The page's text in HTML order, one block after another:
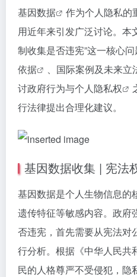
基因数据
作为个人隐私的
用近年来引发广泛讨论。本
制收集是否违宪”这一核心
依据
、国际案例及未来立
讨政府行为与个人隐私权
行法律提出合理化建议。
基因数据收集 | 宪法
基因数据是个人生物信息的
遗传特征等敏感内容。政府
否违宪，首先需要从宪法对
行分析。根据《中华人民共
民的人格尊严不受侵犯，隐